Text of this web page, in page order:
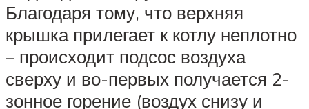
Благодаря тому, что верхняя
крышка прилегает к котлу неплотно
– происходит подсос воздуха
сверху и во-первых получается 2-
зонное горение (воздух снизу и